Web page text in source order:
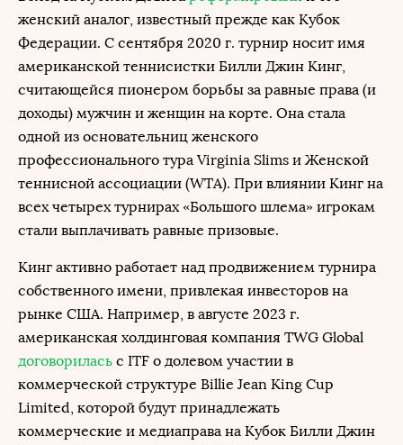
женский аналог, известный прежде как Кубок
Федерации. С сентября 2020 г. турнир носит имя
американской теннисистки Билли Джин Кинг,
считающейся пионером борьбы за равные права (и
доходы) мужчин и женщин на корте. Она стала
одной из основательниц женского
профессионального тура Virginia Slims и Женской
теннисной ассоциации (WTA). При влиянии Кинг на
всех четырех турнирах «Большого шлема» игрокам
стали выплачивать равные призовые.
Кинг активно работает над продвижением турнира
собственного имени, привлекая инвесторов на
рынке США. Например, в августе 2023 г.
американская холдинговая компания TWG Global
договорилась с ITF о долевом участии в
коммерческой структуре Billie Jean King Cup
Limited, которой будут принадлежать
коммерческие и медиаправа на Кубок Билли Джин